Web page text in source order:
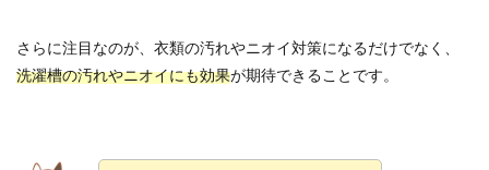
さらに注目なのが、衣類の汚れやニオイ対策になるだけでなく、
洗濯槽の汚れやニオイにも効果が期待できることです。